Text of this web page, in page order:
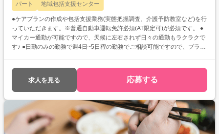
パート
地域包括支援センター
●ケアプランの作成や包括支援業務(実態把握調査、介護予防教室など)を行
っていただきます。※普通自動車運転免許必須(AT限定可)が必須です。 ●
マイカー通勤が可能ですので、天候に左右されず日々の通勤もラクラクで
す♪ ●日勤のみの勤務で週4日~5日程の勤務でご相談可能ですので、プライ
求人を見る 応募する